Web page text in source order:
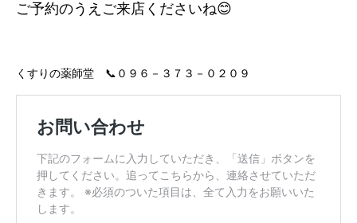
ご予約のうえご来店くださいね😊
くすりの薬師堂 📞０９６－３７３－０２０９